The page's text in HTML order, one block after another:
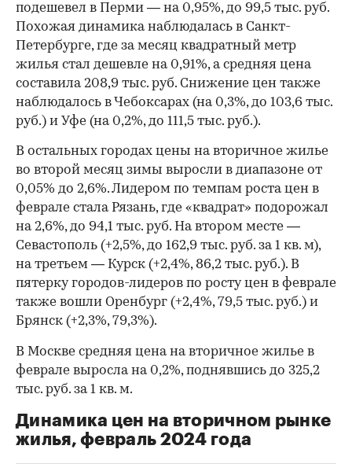
подешевел в Перми — на 0,95%, до 99,5 тыс. руб.
Похожая динамика наблюдалась в Санкт-
Петербурге, где за месяц квадратный метр
жилья стал дешевле на 0,91%, а средняя цена
составила 208,9 тыс. руб. Снижение цен также
наблюдалось в Чебоксарах (на 0,3%, до 103,6 тыс.
руб.) и Уфе (на 0,2%, до 111,5 тыс. руб.).
В остальных городах цены на вторичное жилье
во второй месяц зимы выросли в диапазоне от
0,05% до 2,6%. Лидером по темпам роста цен в
феврале стала Рязань, где «квадрат» подорожал
на 2,6%, до 94,1 тыс. руб. На втором месте —
Севастополь (+2,5%, до 162,9 тыс. руб. за 1 кв. м),
на третьем — Курск (+2,4%, 86,2 тыс. руб.). В
пятерку городов-лидеров по росту цен в феврале
также вошли Оренбург (+2,4%, 79,5 тыс. руб.) и
Брянск (+2,3%, 79,3%).
В Москве средняя цена на вторичное жилье в
феврале выросла на 0,2%, поднявшись до 325,2
тыс. руб. за 1 кв. м.
Динамика цен на вторичном рынке
жилья, февраль 2024 года